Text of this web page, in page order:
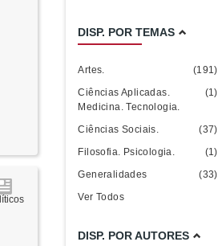
DISP. POR TEMAS
Artes.
(191)
Ciências Aplicadas.
Medicina. Tecnologia.
(1)
Ciências Sociais.
(37)
Filosofia. Psicologia.
(1)
Generalidades
(33)
Ver Todos
DISP. POR AUTORES